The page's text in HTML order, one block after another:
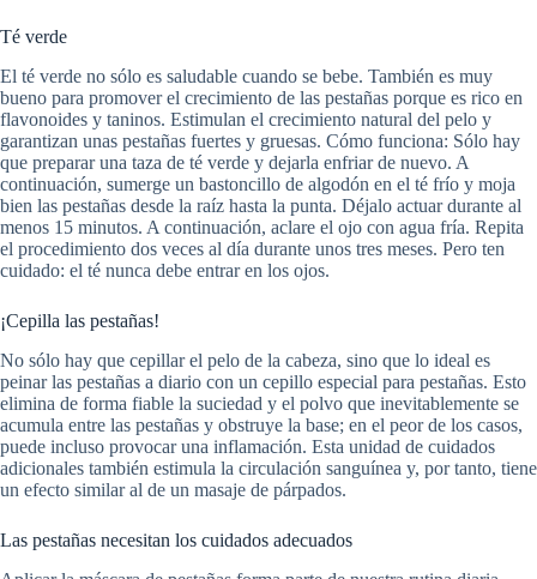
Té verde
El té verde no sólo es saludable cuando se bebe. También es muy
bueno para promover el crecimiento de las pestañas porque es rico en
flavonoides y taninos. Estimulan el crecimiento natural del pelo y
garantizan unas pestañas fuertes y gruesas. Cómo funciona: Sólo hay
que preparar una taza de té verde y dejarla enfriar de nuevo. A
continuación, sumerge un bastoncillo de algodón en el té frío y moja
bien las pestañas desde la raíz hasta la punta. Déjalo actuar durante al
menos 15 minutos. A continuación, aclare el ojo con agua fría. Repita
el procedimiento dos veces al día durante unos tres meses. Pero ten
cuidado: el té nunca debe entrar en los ojos.
¡Cepilla las pestañas!
No sólo hay que cepillar el pelo de la cabeza, sino que lo ideal es
peinar las pestañas a diario con un cepillo especial para pestañas. Esto
elimina de forma fiable la suciedad y el polvo que inevitablemente se
acumula entre las pestañas y obstruye la base; en el peor de los casos,
puede incluso provocar una inflamación. Esta unidad de cuidados
adicionales también estimula la circulación sanguínea y, por tanto, tiene
un efecto similar al de un masaje de párpados.
Las pestañas necesitan los cuidados adecuados